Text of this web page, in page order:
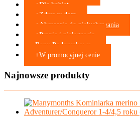
+ Dla kobiet
+ Zdrowy dom
+ Akcesoria do pieluchowania
+ Pranie i pielęgnacja
Bony Podarunkowe
+W promocyjnej cenie
Najnowsze produkty